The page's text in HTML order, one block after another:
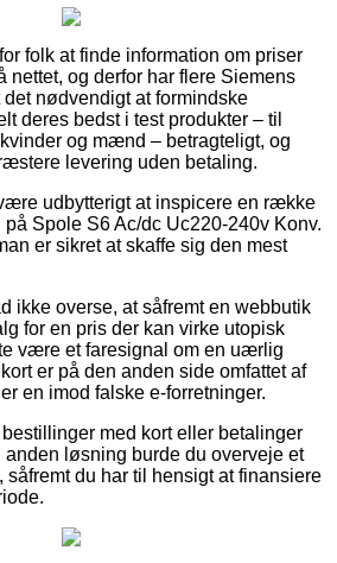
folk at finde information om priser
nettet, og derfor har flere Siemens
nødvendigt at formindske
deres bedst i test produkter – til
og mænd – betragteligt, og
levering uden betaling.
udbytterigt at inspicere en række
Spole S6 Ac/dc Uc220-240v Konv.
er sikret at skaffe sig den mest
ikke overse, at såfremt en webbutik
for en pris der kan virke utopisk
være et faresignal om en uærlig
er på den anden side omfattet af
en imod falske e-forretninger.
med kort eller betalinger
anden løsning burde du overveje et
såfremt du har til hensigt at finansiere